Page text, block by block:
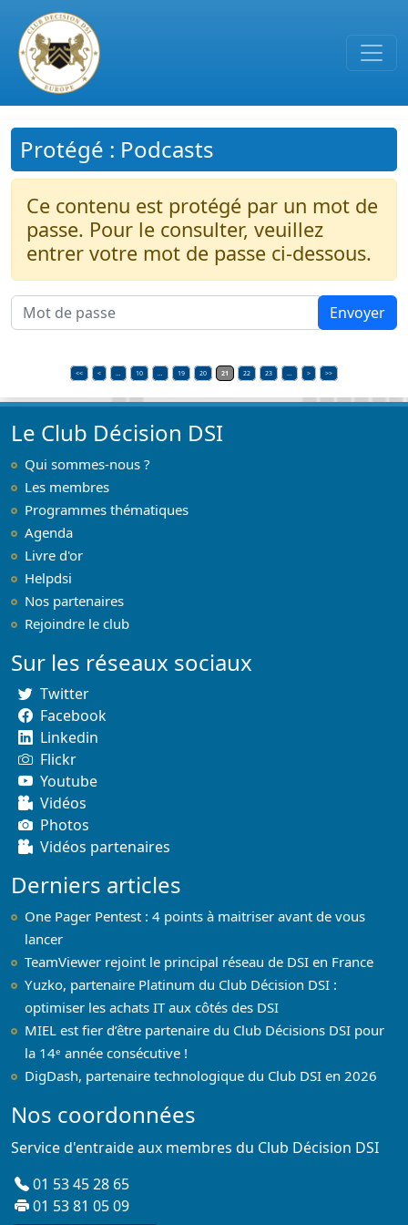
Passer au contenu principal
Protégé : Podcasts
Ce contenu est protégé par un mot de
passe. Pour le consulter, veuillez
entrer votre mot de passe ci-dessous.
<< < … 10 … 19 20 21 22 23 … > >>
Le Club Décision DSI
Qui sommes-nous ?
Les membres
Programmes thématiques
Agenda
Livre d'or
Helpdsi
Nos partenaires
Rejoindre le club
Sur les réseaux sociaux
Twitter
Facebook
Linkedin
Flickr
Youtube
Vidéos
Photos
Vidéos partenaires
Derniers articles
One Pager Pentest : 4 points à maitriser avant de vous
lancer
TeamViewer rejoint le principal réseau de DSI en France
Yuzko, partenaire Platinum du Club Décision DSI :
optimiser les achats IT aux côtés des DSI
MIEL est fier d’être partenaire du Club Décisions DSI pour
la 14ᵉ année consécutive !
DigDash, partenaire technologique du Club DSI en 2026
Nos coordonnées
Service d'entraide aux membres du Club Décision DSI
01 53 45 28 65
01 53 81 05 09